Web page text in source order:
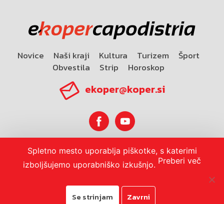
Novice Naši kraji Kultura Turizem
Šport
Obvestila
Strip Horoskop
ekoper@koper.si
Horoskop
Spletno mesto uporablja piškotke, s katerimi
izboljšujemo uporabniško izkušnjo. Preberi več
Se strinjam Zavrni